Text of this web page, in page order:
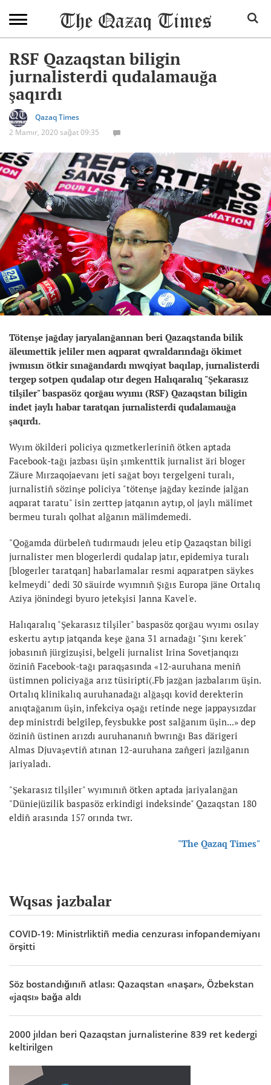
RSF Qazaqstan biligin
jurnalisterdi qudalamauğa
şaqırdı
Qazaq Times
2 Mamır, 2020 sağat 09:35
Tötenşe jağday jaryalanğannan beri Qazaqstanda bilik
äleumettik jeliler men aqparat qwraldarındağı ökimet
jwmısın ötkir sınağandardı mwqiyat baqılap, jurnalisterdi
tergep sotpen qudalap otır degen Halıqaralıq "Şekarasız
tilşiler" baspasöz qorğau wyımı (RSF) Qazaqstan biligin
indet jaylı habar taratqan jurnalisterdi qudalamauğa
şaqırdı.
Wyım ökilderi policiya qızmetkerleriniñ ötken aptada
Facebook-tağı jazbası üşin şımkenttik jurnalist äri bloger
Zäure Mırzaqojaevanı jeti sağat boyı tergelgeni turalı,
jurnalistiñ sözinşe policiya "tötenşe jağday kezinde jalğan
aqparat taratu" isin zerttep jatqanın aytıp, ol jaylı mälimet
bermeu turalı qolhat alğanın mälimdemedi.
"Qoğamda dürbeleñ tudırmaudı jeleu etip Qazaqstan biligi
jurnalister men blogerlerdi qudalap jatır, epidemiya turalı
[blogerler taratqan] habarlamalar resmi aqparatpen säykes
kelmeydi" dedi 30 säuirde wyımnıñ Şığıs Europa jäne Ortalıq
Aziya jönindegi byuro jetekşisi Janna Kavel'e.
Halıqaralıq "Şekarasız tilşiler" baspasöz qorğau wyımı osılay
eskertu aytıp jatqanda keşe ğana 31 arnadağı "Şını kerek"
jobasınıñ jürgizuşisi, belgeli jurnalist Irina Sovetjanqızı
öziniñ Facebook-tağı paraqşasında «12-auruhana meniñ
üstimnen policiyağa arız tüsiripti(.Fb jazğan jazbalarım üşin.
Ortalıq klinikalıq auruhanadağı alğaşqı kovid derekterin
anıqtağanım üşin, infekciya oşağı retinde nege jappaysızdar
dep ministrdi belgilep, feysbukke post salğanım üşin...» dep
öziniñ üstinen arızdı auruhananıñ bwrınğı Bas därigeri
Almas Djuvaşevtiñ atınan 12-auruhana zañgeri jazılğanın
jariyaladı.
"Şekarasız tilşiler" wyımınıñ ötken aptada jariyalanğan
"Düniejüzilik baspasöz erkindigi indeksinde" Qazaqstan 180
eldiñ arasında 157 orında twr.
"The Qazaq Times"
Wqsas jazbalar
COVID-19: Ministrliktiñ media cenzurası infopandemiyanı
örşitti
Söz bostandığınıñ atlası: Qazaqstan «naşar», Özbekstan
«jaqsı» bağa aldı
2000 jıldan beri Qazaqstan jurnalisterine 839 ret kedergi
keltirilgen